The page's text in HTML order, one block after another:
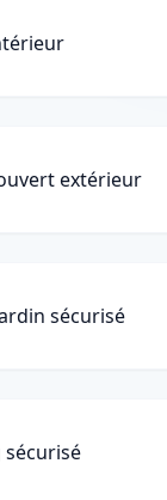
extérieur
sécurisé
sécurisé